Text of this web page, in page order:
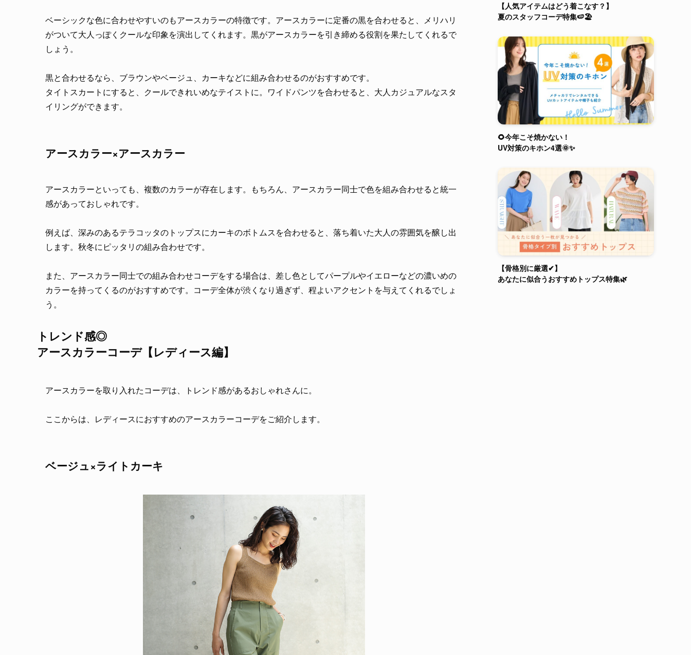
ベーシックな色に合わせやすいのもアースカラーの特徴です。アースカラーに定番の黒を合わせると、メリハリ
がついて大人っぽくクールな印象を演出してくれます。黒がアースカラーを引き締める役割を果たしてくれるで
しょう。
黒と合わせるなら、ブラウンやベージュ、カーキなどに組み合わせるのがおすすめです。
タイトスカートにすると、クールできれいめなテイストに。ワイドパンツを合わせると、大人カジュアルなスタ
イリングができます。
アースカラー×アースカラー
アースカラーといっても、複数のカラーが存在します。もちろん、アースカラー同士で色を組み合わせると統一
感があっておしゃれです。
例えば、深みのあるテラコッタのトップスにカーキのボトムスを合わせると、落ち着いた大人の雰囲気を醸し出
します。秋冬にピッタリの組み合わせです。
また、アースカラー同士での組み合わせコーデをする場合は、差し色としてパープルやイエローなどの濃いめの
カラーを持ってくるのがおすすめです。コーデ全体が渋くなり過ぎず、程よいアクセントを与えてくれるでしょ
う。
トレンド感◎
アースカラーコーデ【レディース編】
アースカラーを取り入れたコーデは、トレンド感があるおしゃれさんに。
ここからは、レディースにおすすめのアースカラーコーデをご紹介します。
ベージュ×ライトカーキ
【人気アイテムはどう着こなす？】
夏のスタッフコーデ特集🍉🏖️
🌻今年こそ焼かない！
UV対策のキホン4選🌞✨
【骨格別に厳選✔】
あなたに似合うおすすめトップス特集🌿